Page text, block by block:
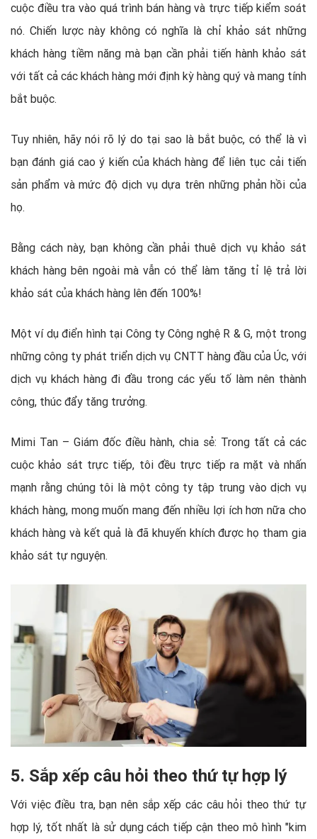
cuộc điều tra vào quá trình bán hàng và trực tiếp kiểm soát
nó. Chiến lược này không có nghĩa là chỉ khảo sát những
khách hàng tiềm năng mà bạn cần phải tiến hành khảo sát
với tất cả các khách hàng mới định kỳ hàng quý và mang tính
bắt buộc.
Tuy nhiên, hãy nói rõ lý do tại sao là bắt buộc, có thể là vì
bạn đánh giá cao ý kiến của khách hàng để liên tục cải tiến
sản phẩm và mức độ dịch vụ dựa trên những phản hồi của
họ.
Bằng cách này, bạn không cần phải thuê dịch vụ khảo sát
khách hàng bên ngoài mà vẫn có thể làm tăng tỉ lệ trả lời
khảo sát của khách hàng lên đến 100%!
Một ví dụ điển hình tại Công ty Công nghệ R & G, một trong
những công ty phát triển dịch vụ CNTT hàng đầu của Úc, với
dịch vụ khách hàng đi đầu trong các yếu tố làm nên thành
công, thúc đẩy tăng trưởng.
Mimi Tan – Giám đốc điều hành, chia sẻ: Trong tất cả các
cuộc khảo sát trực tiếp, tôi đều trực tiếp ra mặt và nhấn
mạnh rằng chúng tôi là một công ty tập trung vào dịch vụ
khách hàng, mong muốn mang đến nhiều lợi ích hơn nữa cho
khách hàng và kết quả là đã khuyến khích được họ tham gia
khảo sát tự nguyện.
5. Sắp xếp câu hỏi theo thứ tự hợp lý
Với việc điều tra, bạn nên sắp xếp các câu hỏi theo thứ tự
hợp lý, tốt nhất là sử dụng cách tiếp cận theo mô hình "kim